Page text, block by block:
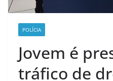
POLÍCIA
Jovem é
tráfico de